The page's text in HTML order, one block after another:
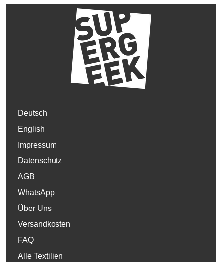
Deutsch
English
Impressum
Datenschutz
AGB
WhatsApp
Über Uns
Versandkosten
FAQ
Alle Textilien